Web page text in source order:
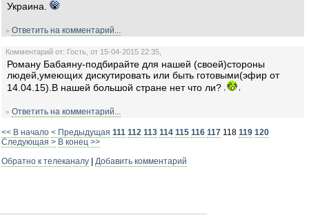
Украина.
» Ответить на комментарий...
Комментарий от: Гость, от 15-04-2015 22:35,
Роману Бабаяну-подбирайте для нашей (своей)стороны
людей,умеющих дискутировать или быть готовыми(эфир от
14.04.15).В нашей большой стране нет что ли?
» Ответить на комментарий...
<< В начало < Предыдущая 111 112 113 114 115 116 117 118 119 120
Следующая > В конец >>
Обратно к телеканалу
Добавить комментарий